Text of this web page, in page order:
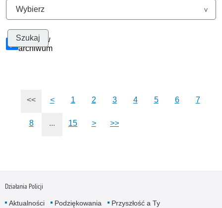
Szukaj w
archiwum
<< < 1 2 3 4 5 6 7
8 ... 15 > >>
Działania Policji
Aktualności Podziękowania
Przyszłość a Ty